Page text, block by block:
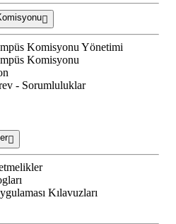
Komisyonu Yönetimi
Komisyonu
- Sorumluluklar
Kılavuzları